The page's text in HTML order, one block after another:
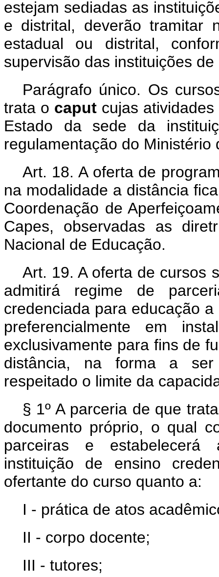
estejam sediadas as
e distrital, deverão tramitar
estadual ou distrital,
supervisão das instituições de
Parágrafo único. Os
trata o caput cujas
Estado da sede da
regulamentação do Ministério
Art. 18. A oferta de
na modalidade a distância
Coordenação de
Capes, observadas as
Nacional de Educação.
Art. 19. A oferta de cursos
admitirá regime de
credenciada para educação
preferencialmente em
exclusivamente para fins de
distância, na forma a ser
respeitado o limite da
§ 1º A parceria de que
documento próprio, o qual
parceiras e estabelecerá
instituição de ensino
ofertante do curso quanto a:
I - prática de atos
II - corpo docente;
III - tutores;